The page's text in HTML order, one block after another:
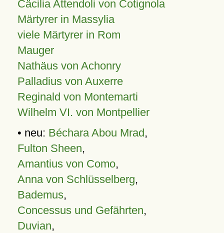
Cäcilia Attendoli von Cotignola
Märtyrer in Massylia
viele Märtyrer in Rom
Mauger
Nathäus von Achonry
Palladius von Auxerre
Reginald von Montemarti
Wilhelm VI. von Montpellier
• neu: Béchara Abou Mrad,
Fulton Sheen,
Amantius von Como,
Anna von Schlüsselberg,
Bademus,
Concessus und Gefährten,
Duvian,